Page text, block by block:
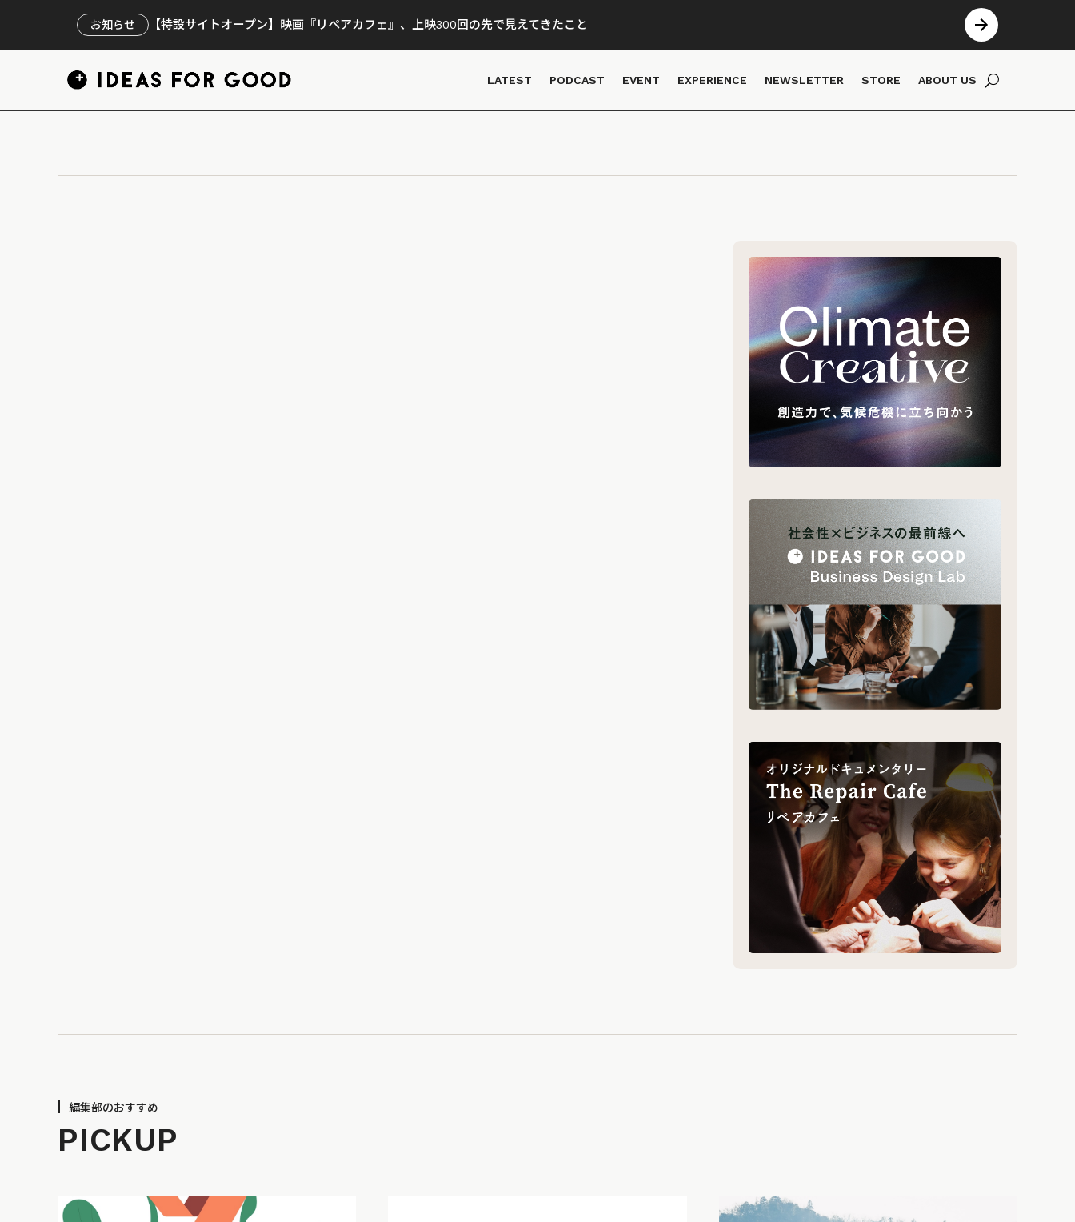
お知らせ 【特設サイトオープン】映画『リペアカフェ』、上映300回の先で見えてきたこと
LATEST PODCAST EVENT EXPERIENCE NEWSLETTER STORE ABOUT US
編集部のおすすめ
PICKUP